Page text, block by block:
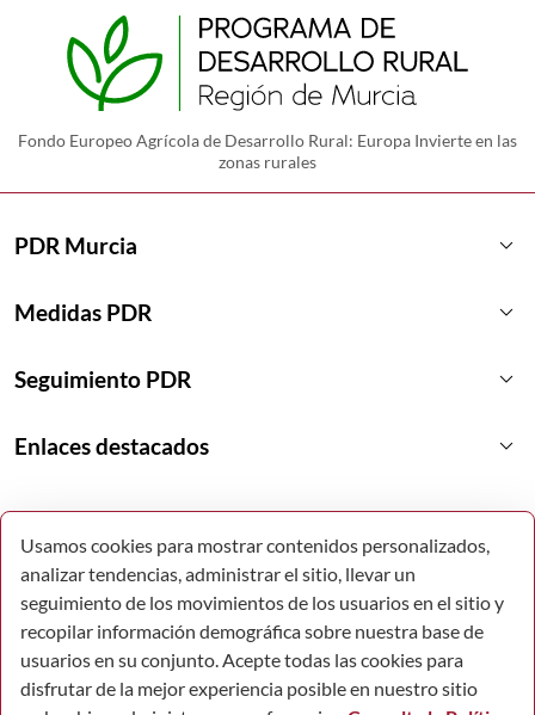
Fondo Europeo Agrícola de Desarrollo Rural: Europa Invierte en las
zonas rurales
PDR Murcia keyboard_arrow_down
Medidas PDR keyboard_arrow_down
Seguimiento PDR keyboard_arrow_down
Enlaces destacados keyboard_arrow_down
Usamos cookies para mostrar contenidos personalizados,
analizar tendencias, administrar el sitio, llevar un
seguimiento de los movimientos de los usuarios en el sitio y
recopilar información demográfica sobre nuestra base de
usuarios en su conjunto. Acepte todas las cookies para
disfrutar de la mejor experiencia posible en nuestro sitio